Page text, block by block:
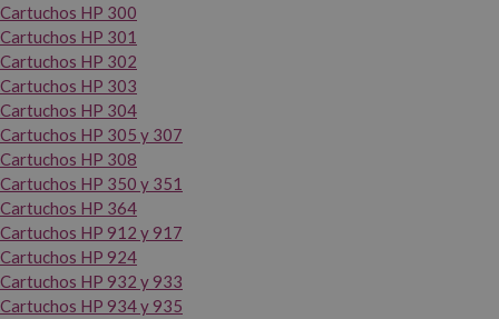
Cartuchos HP 300
Cartuchos HP 301
Cartuchos HP 302
Cartuchos HP 303
Cartuchos HP 304
Cartuchos HP 305 y 307
Cartuchos HP 308
Cartuchos HP 350 y 351
Cartuchos HP 364
Cartuchos HP 912 y 917
Cartuchos HP 924
Cartuchos HP 932 y 933
Cartuchos HP 934 y 935